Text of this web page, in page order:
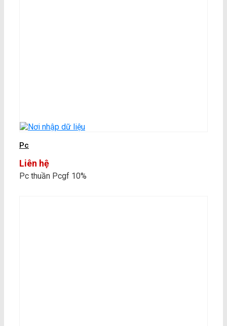
Pc
Liên hệ
Pc thuần Pcgf 10%